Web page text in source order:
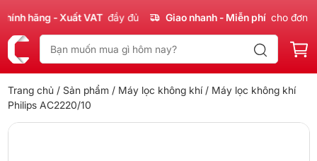
hãng - Xuất VAT đầy đủ Giao nhanh - Miễn phí cho đơn
Trang chủ / Sản phẩm / Máy lọc không khí/ Máy lọc không khí
Philips AC2220/10